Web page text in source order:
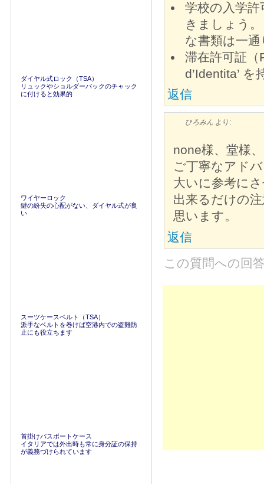
学校の入学
きましょう
な書類は一
滞在許可証
d’Identita’
返信
ひろみん より:
none様、堂様、
ご丁寧なアド
大いに参考に
出来るだけの
思います。
返信
この質問への回
ダイヤル式ロック（TSA）
リュックやショルダーバックのチャック
に付けると効果的
ワイヤーロック
鍵の紛失の心配がない、ダイヤル式が良
い
スーツケースベルト（TSA）
派手なベルトを巻けば空港内での盗難防
止にも役立ちます
首掛けパスポートケース
イタリアでは外出時も常に身分証の保持
が義務づけられています